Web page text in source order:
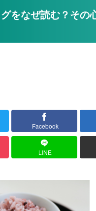
をなぜ読む？その
Facebook
LINE